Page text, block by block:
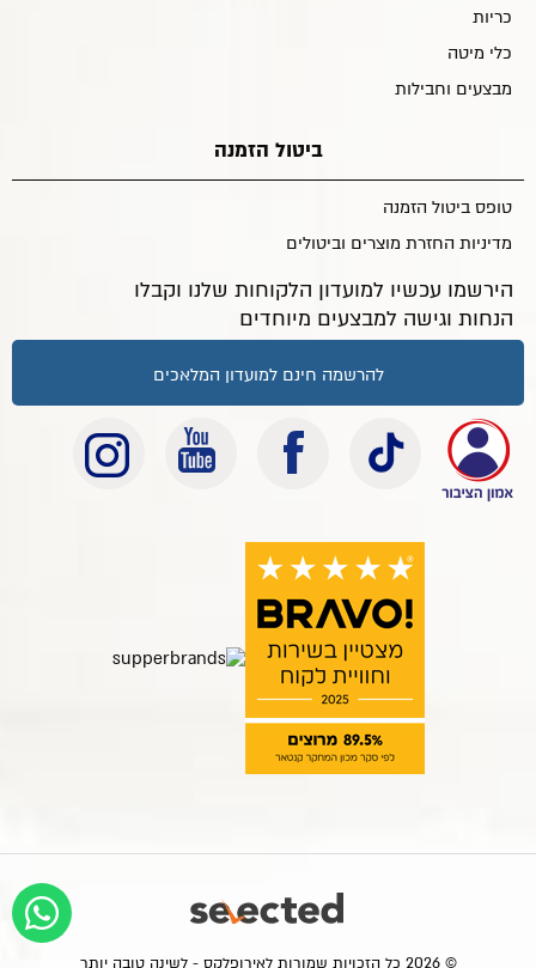
כריות
כלי מיטה
מבצעים וחבילות
ביטול הזמנה
טופס ביטול הזמנה
מדיניות החזרת מוצרים וביטולים
הירשמו עכשיו למועדון הלקוחות שלנו וקבלו
הנחות וגישה למבצעים מיוחדים
להרשמה חינם למועדון המלאכים
© 2026 כל הזכויות שמורות לאירופלקס - לשינה טובה יותר